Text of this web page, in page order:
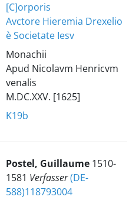
[C]orporis
Avctore Hieremia Drexelio
è Societate Iesv
Monachii
Apud Nicolavm Henricvm
venalis
M.DC.XXV. [1625]
K19b
Postel, Guillaume 1510-
1581 Verfasser(DE-
588)118793004